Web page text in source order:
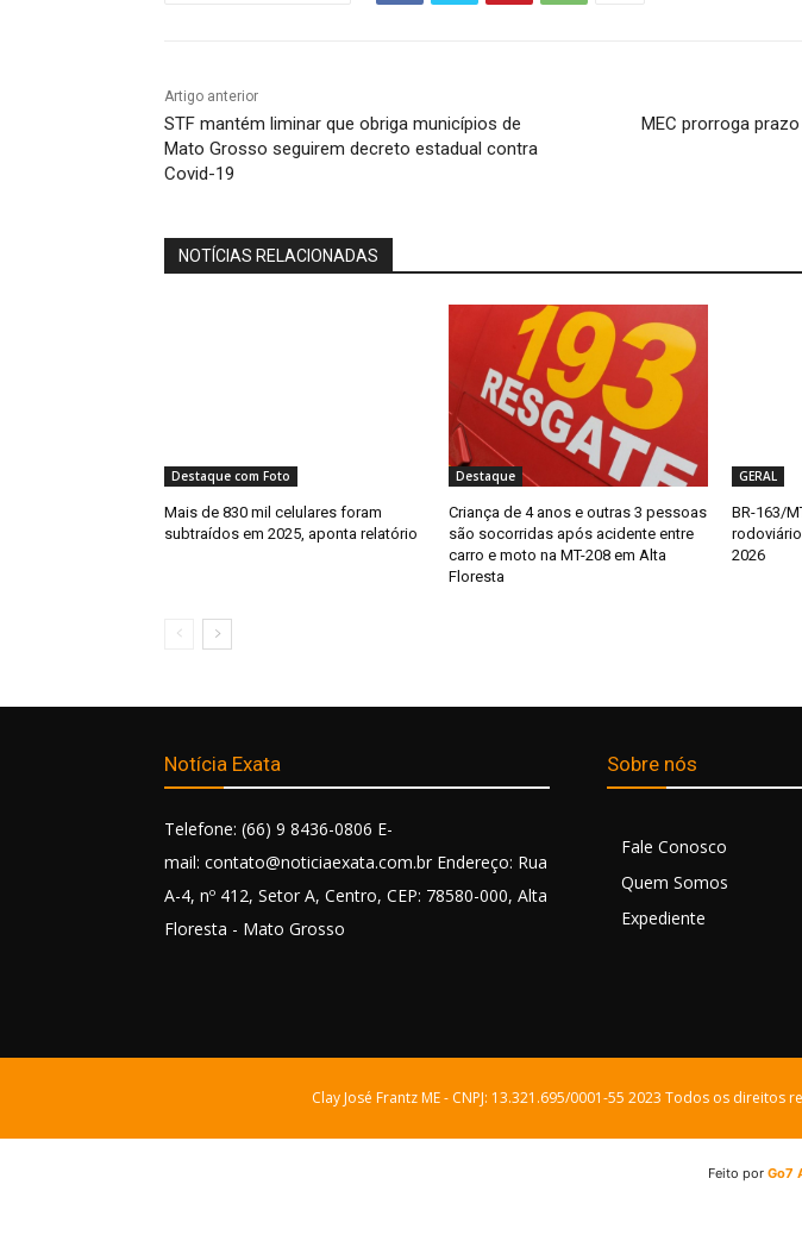
Artigo anterior
STF mantém liminar que obriga municípios de
Mato Grosso seguirem decreto estadual contra
Covid-19
MEC prorroga
NOTÍCIAS RELACIONADAS
Destaque com Foto
Mais de 830 mil celulares foram
subtraídos em 2025, aponta relatório
Destaque
Criança de 4 anos e outras 3 pessoas
são socorridas após acidente entre
carro e moto na MT-208 em Alta
Floresta
GERAL
BR-163/
2026
Notícia Exata
Telefone: (66) 9 8436-0806 E-
mail: contato@noticiaexata.com.br Endereço: Rua
A-4, nº 412, Setor A, Centro, CEP: 78580-000, Alta
Floresta - Mato Grosso
Sobre nós
Fale Conosco
Quem Somos
Expediente
Clay José Frantz ME - CNPJ: 13.321.695/0001-55 2023 Todos os
Feito porGo7